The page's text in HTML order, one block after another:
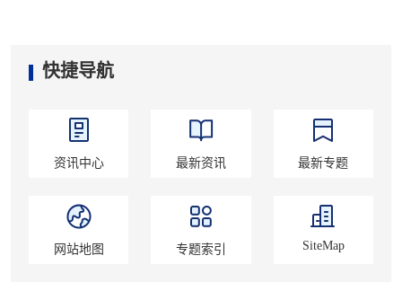
快捷导航
资讯中心 最新资讯 最新专题
网站地图 专题索引 SiteMap